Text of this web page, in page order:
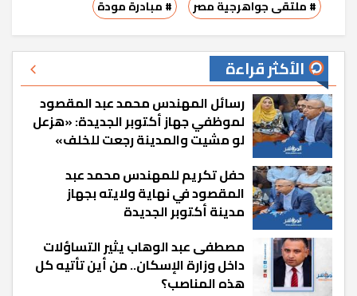
# ملتقى جواهرجية مصر # مبادرة مودة
الأكثر قراءة
رسائل المهندس محمد عبد المقصود
لموظفي جهاز أكتوبر الجديدة: «هزعل
لو مشيت والمدينة رجعت للخلف»
حفل تكريم للمهندس محمد عبد
المقصود في نهاية ولايته بجهاز
مدينة أكتوبر الجديدة
مصطفى عبد الوهاب يثير التساؤلات
داخل وزارة الإسكان.. من أين تأتيه كل
هذه المناصب؟